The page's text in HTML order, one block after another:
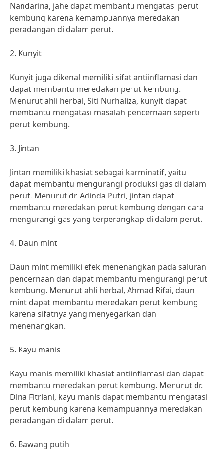
Nandarina, jahe dapat membantu mengatasi perut
kembung karena kemampuannya meredakan
peradangan di dalam perut.
2. Kunyit
Kunyit juga dikenal memiliki sifat antiinflamasi dan
dapat membantu meredakan perut kembung.
Menurut ahli herbal, Siti Nurhaliza, kunyit dapat
membantu mengatasi masalah pencernaan seperti
perut kembung.
3. Jintan
Jintan memiliki khasiat sebagai karminatif, yaitu
dapat membantu mengurangi produksi gas di dalam
perut. Menurut dr. Adinda Putri, jintan dapat
membantu meredakan perut kembung dengan cara
mengurangi gas yang terperangkap di dalam perut.
4. Daun mint
Daun mint memiliki efek menenangkan pada saluran
pencernaan dan dapat membantu mengurangi perut
kembung. Menurut ahli herbal, Ahmad Rifai, daun
mint dapat membantu meredakan perut kembung
karena sifatnya yang menyegarkan dan
menenangkan.
5. Kayu manis
Kayu manis memiliki khasiat antiinflamasi dan dapat
membantu meredakan perut kembung. Menurut dr.
Dina Fitriani, kayu manis dapat membantu mengatasi
perut kembung karena kemampuannya meredakan
peradangan di dalam perut.
6. Bawang putih